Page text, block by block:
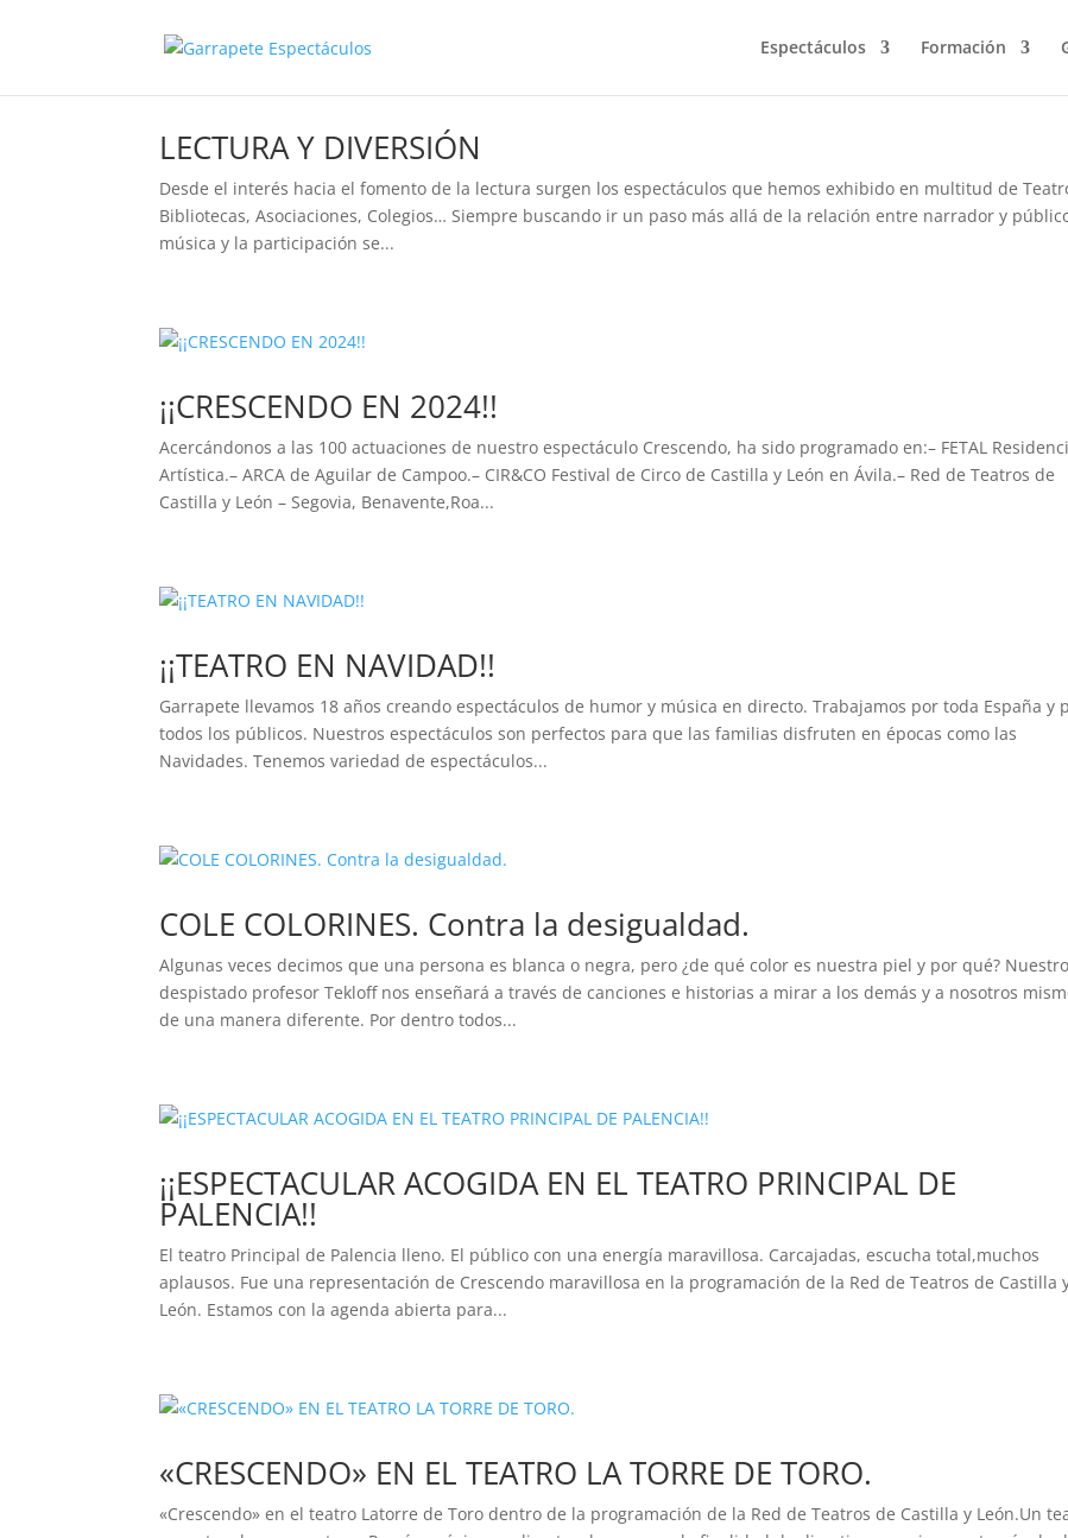
Espectáculos Formación
LECTURA Y DIVERSIÓN
Desde el interés hacia el fomento de la lectura surgen los espectáculos que hemos exhibido en multitud de
Bibliotecas, Asociaciones, Colegios… Siempre buscando ir un paso más allá de la relación entre narrador y
música y la participación se...
¡¡CRESCENDO EN 2024!!
Acercándonos a las 100 actuaciones de nuestro espectáculo Crescendo, ha sido programado en:– FETAL
Artística.– ARCA de Aguilar de Campoo.– CIR&CO Festival de Circo de Castilla y León en Ávila.– Red de Teatros de
Castilla y León – Segovia, Benavente,Roa...
¡¡TEATRO EN NAVIDAD!!
Garrapete llevamos 18 años creando espectáculos de humor y música en directo. Trabajamos por toda España y
todos los públicos. Nuestros espectáculos son perfectos para que las familias disfruten en épocas como las
Navidades. Tenemos variedad de espectáculos...
COLE COLORINES. Contra la desigualdad.
Algunas veces decimos que una persona es blanca o negra, pero ¿de qué color es nuestra piel y por qué? Nuestro
despistado profesor Tekloff nos enseñará a través de canciones e historias a mirar a los demás y a nosotros
de una manera diferente. Por dentro todos...
¡¡ESPECTACULAR ACOGIDA EN EL TEATRO PRINCIPAL DE
PALENCIA!!
El teatro Principal de Palencia lleno. El público con una energía maravillosa. Carcajadas, escucha total,muchos
aplausos. Fue una representación de Crescendo maravillosa en la programación de la Red de Teatros de Castilla
León. Estamos con la agenda abierta para...
«CRESCENDO» EN EL TEATRO LA TORRE DE TORO.
«Crescendo» en el teatro Latorre de Toro dentro de la programación de la Red de Teatros de Castilla y León.Un